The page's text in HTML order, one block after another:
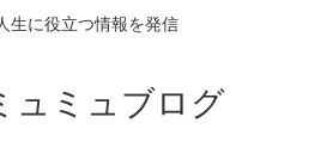
生に役立つ情報を発信
ュミュブログ